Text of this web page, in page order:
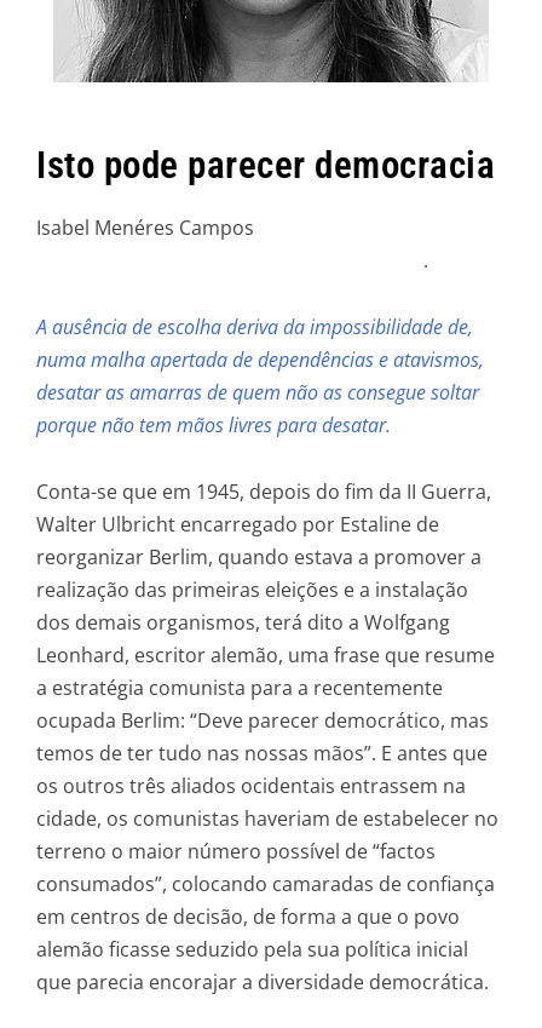
Isto pode parecer democracia
Isabel Menéres Campos
.
A ausência de escolha deriva da impossibilidade de,
numa malha apertada de dependências e atavismos,
desatar as amarras de quem não as consegue soltar
porque não tem mãos livres para desatar.
Conta-se que em 1945, depois do fim da II Guerra,
Walter Ulbricht encarregado por Estaline de
reorganizar Berlim, quando estava a promover a
realização das primeiras eleições e a instalação
dos demais organismos, terá dito a Wolfgang
Leonhard, escritor alemão, uma frase que resume
a estratégia comunista para a recentemente
ocupada Berlim: “Deve parecer democrático, mas
temos de ter tudo nas nossas mãos”. E antes que
os outros três aliados ocidentais entrassem na
cidade, os comunistas haveriam de estabelecer no
terreno o maior número possível de “factos
consumados”, colocando camaradas de confiança
em centros de decisão, de forma a que o povo
alemão ficasse seduzido pela sua política inicial
que parecia encorajar a diversidade democrática.